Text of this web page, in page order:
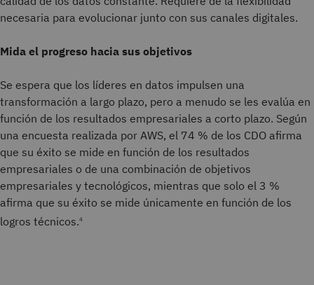
necesaria para evolucionar junto con sus canales digitales.
Mida el progreso hacia sus objetivos
Se espera que los líderes en datos impulsen una
transformación a largo plazo, pero a menudo se les evalúa en
función de los resultados empresariales a corto plazo. Según
una encuesta realizada por AWS, el 74 % de los CDO afirma
que su éxito se mide en función de los resultados
empresariales o de una combinación de objetivos
empresariales y tecnológicos, mientras que solo el 3 %
afirma que su éxito se mide únicamente en función de los
logros técnicos.4